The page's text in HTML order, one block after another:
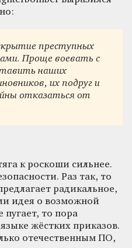
преступных
Проще воевать с
наших
их подруг и
отказаться от
к роскоши сильнее.
Раз так, то
радикальное,
идея о возможной
пугает, то пора
жёстких приказов.
отечественным ПО,